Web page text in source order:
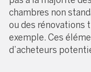
chambres non
ou des rénovations
exemple. Ces
d’acheteurs